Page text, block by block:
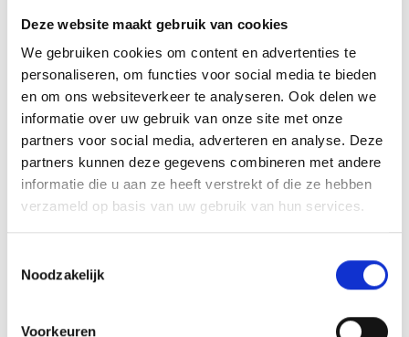
Deze website maakt gebruik van cookies
We gebruiken cookies om content en advertenties te
personaliseren, om functies voor social media te bieden
en om ons websiteverkeer te analyseren. Ook delen we
informatie over uw gebruik van onze site met onze
partners voor social media, adverteren en analyse. Deze
partners kunnen deze gegevens combineren met andere
informatie die u aan ze heeft verstrekt of die ze hebben
verzameld op basis van uw gebruik van hun services.
Noodzakelijk
Voorkeuren
TuinDiner Heiloo
Sfeervol buiten eten! Geniet van een bijzonder diner
in de buitenlucht tijdens het Tuindiner in Heiloo! Aan
lange tafels, midden in het groen, serveert een
topchef een (h)eerlijk driegangendiner met lokale
familie!
Van 8 aug. 2026 tot 5 sep. 2026 TuinDiner Heiloo